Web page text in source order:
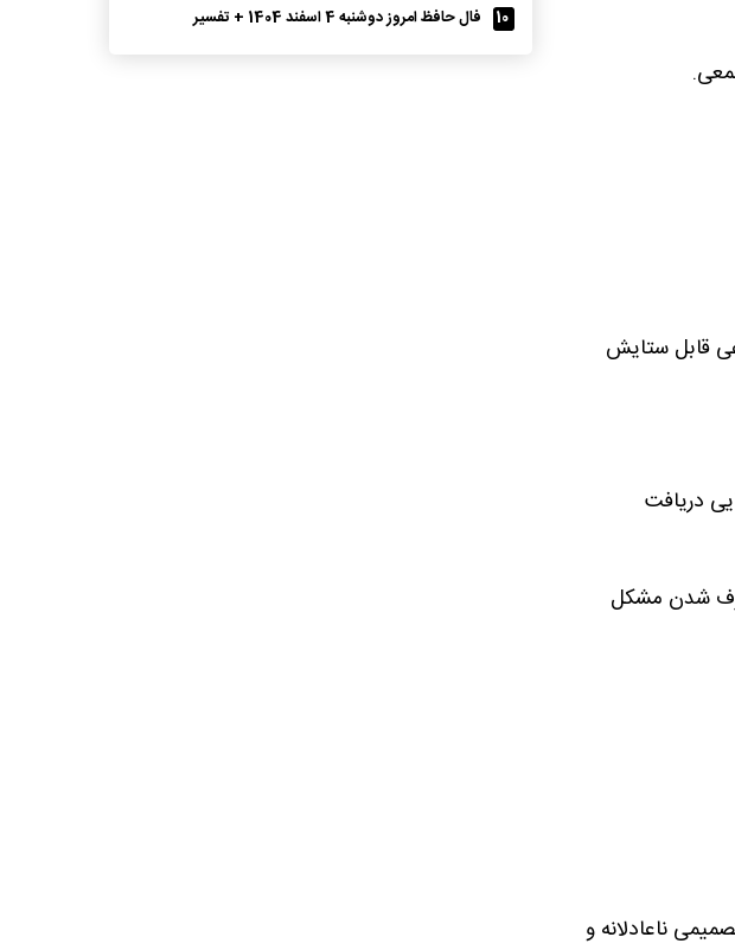
قابل ستایش
دریافت
شدن مشکل
ناعادلانه و
10
فال حافظ امروز دوشنبه 4 اسفند 1404 + تفسیر